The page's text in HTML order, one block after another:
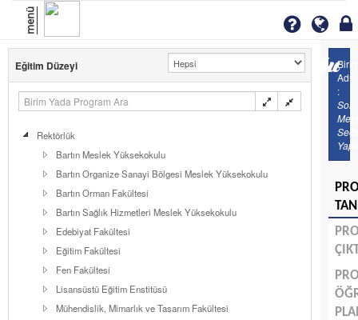
menü
Eğitim Düzeyi
Rektörlük
Bartın Meslek Yüksekokulu
Bartın Organize Sanayi Bölgesi Meslek Yüksekokulu
Bartın Orman Fakültesi
Bartın Sağlık Hizmetleri Meslek Yüksekokulu
Edebiyat Fakültesi
Eğitim Fakültesi
Fen Fakültesi
Lisansüstü Eğitim Enstitüsü
Mühendislik, Mimarlık ve Tasarım Fakültesi
Adı
:
Sol